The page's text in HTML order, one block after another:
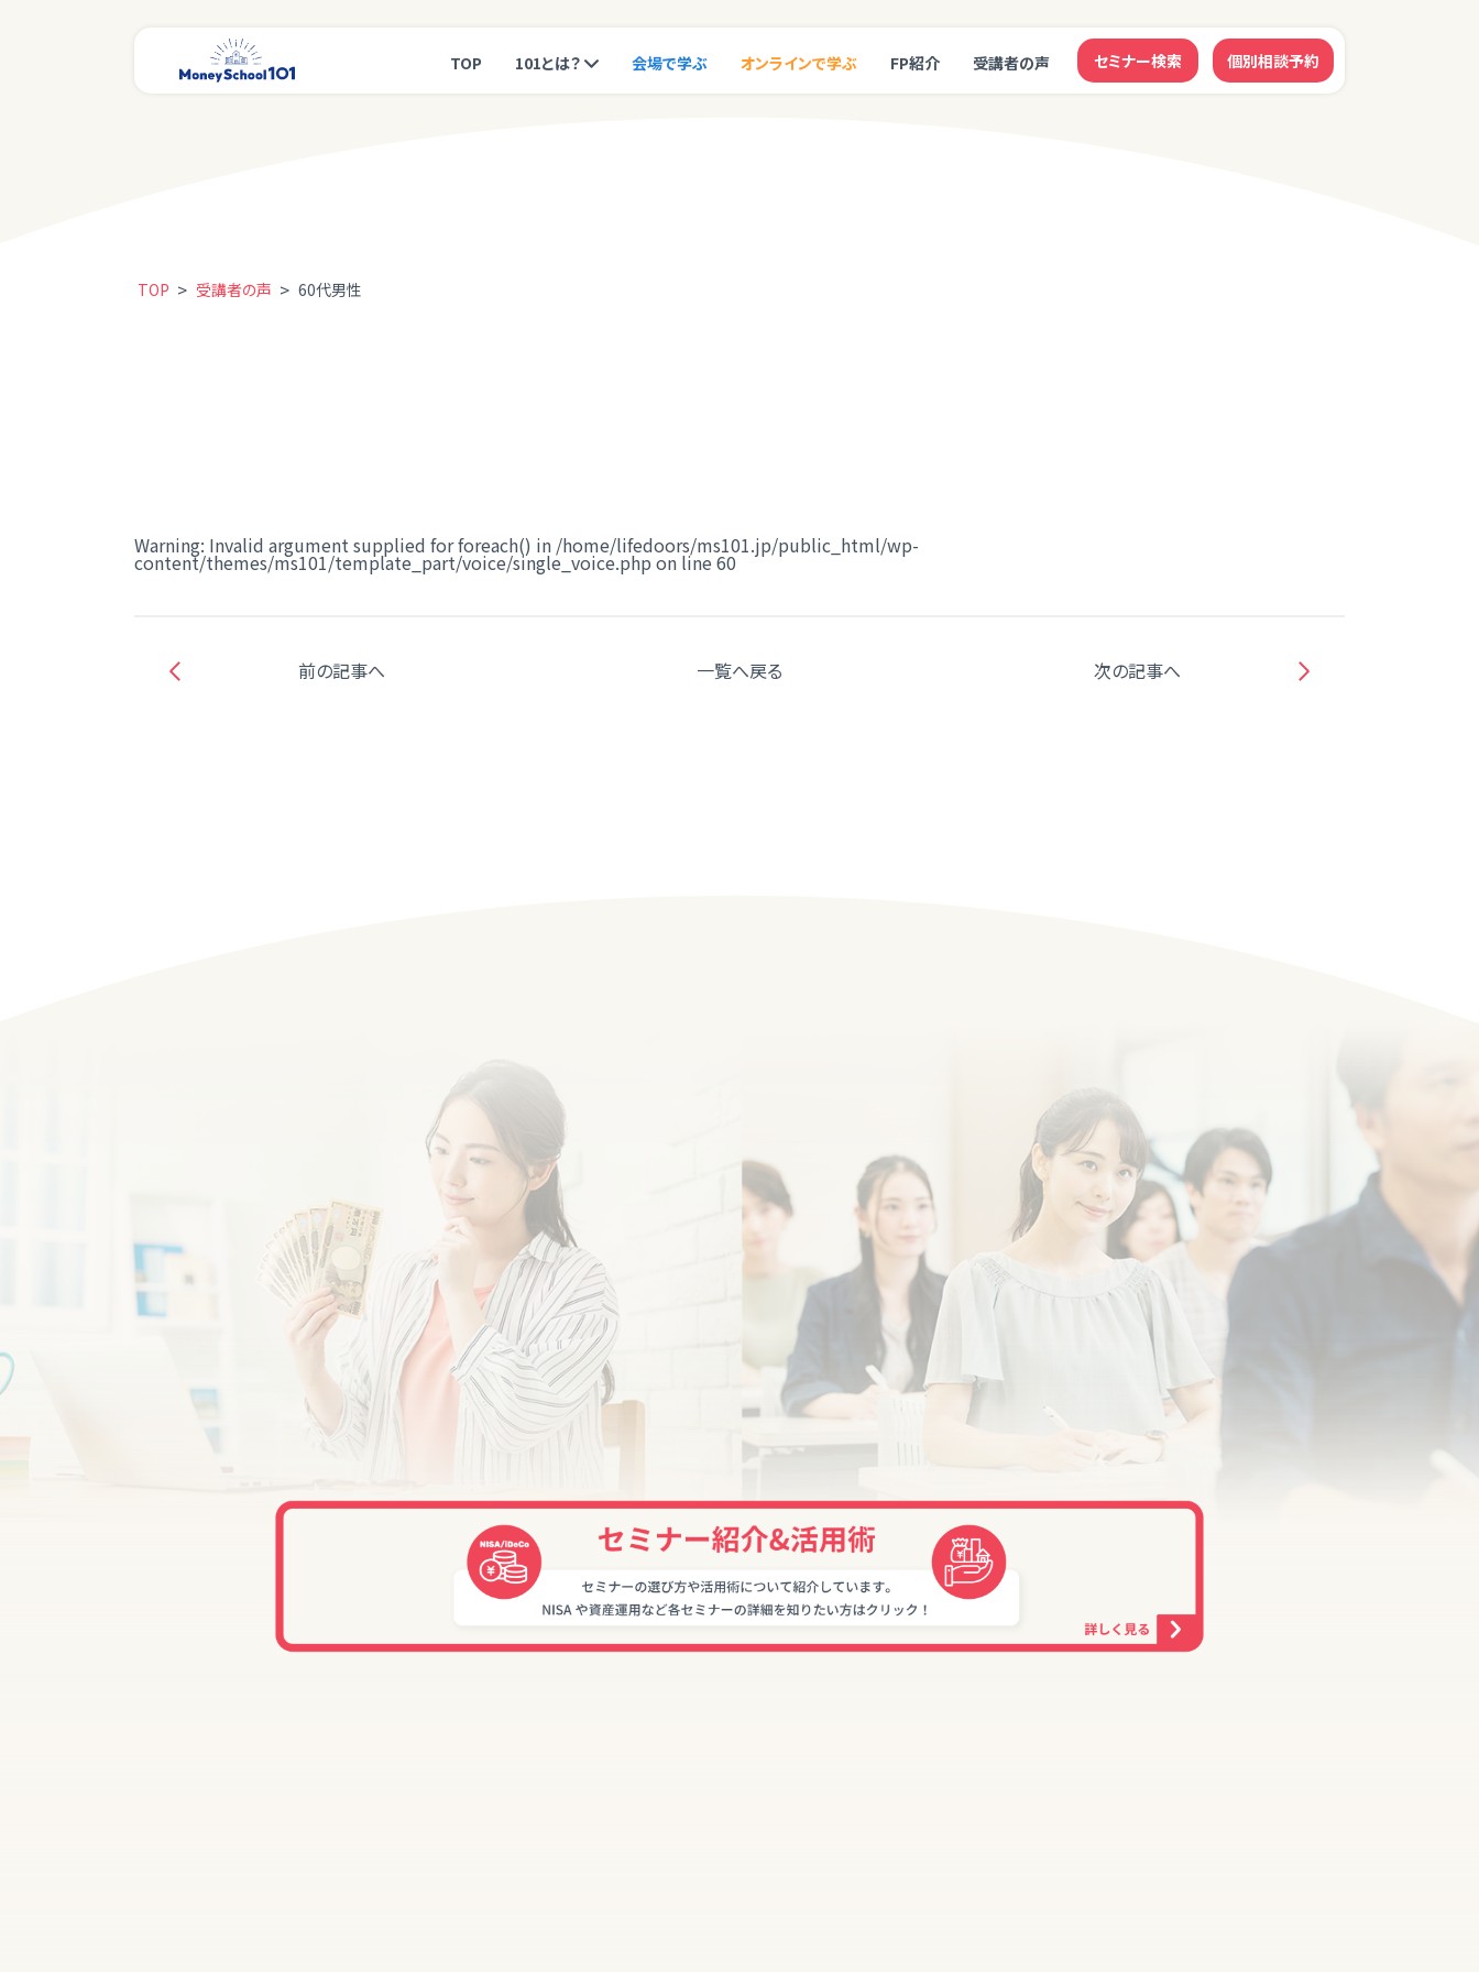
TOP 101とは？ 会場で学ぶ オンラインで学ぶ FP紹介 受講者の声 セミナー検索 個別相談予約
TOP > 受講者の声 > 60代男性
Warning: Invalid argument supplied for foreach() in /home/lifedoors/ms101.jp/public_html/wp-
content/themes/ms101/template_part/voice/single_voice.php on line 60
前の記事へ 一覧へ戻る 次の記事へ